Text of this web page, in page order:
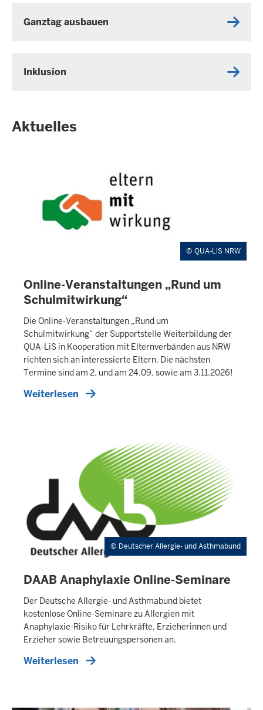
Ganztag ausbauen
Inklusion
Aktuelles
QUA-LiS NRW
E
X
T
E
R
N
E
R
T
Online-Veranstaltungen „Rund um
Schulmitwirkung“
Die Online-Veranstaltungen „Rund um
Schulmitwirkung“ der Supportstelle Weiterbildung der
QUA-LiS in Kooperation mit Elternverbänden aus NRW
richten sich an interessierte Eltern. Die nächsten
Termine sind am 2. und am 24.09. sowie am 3.11.2026!
Weiterlesen
Deutscher Allergie- und Asthmabund
I
H
A
L
T
S
S
E
DAAB Anaphylaxie Online-Seminare
Der Deutsche Allergie- und Asthmabund bietet
kostenlose Online-Seminare zu Allergien mit
Anaphylaxie-Risiko für Lehrkräfte, Erzieherinnen und
Erzieher sowie Betreuungspersonen an.
Weiterlesen